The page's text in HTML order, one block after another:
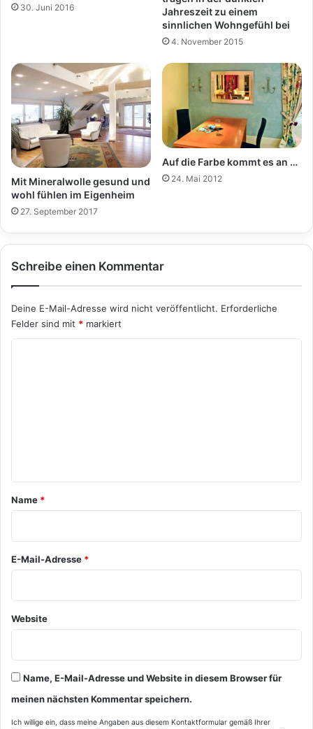
30. Juni 2016
Jahreszeit zu einem
sinnlichen Wohngefühl bei
4. November 2015
Mit Mineralwolle gesund und
wohl fühlen im Eigenheim
27. September 2017
Auf die Farbe kommt es an …
24. Mai 2012
Schreibe einen Kommentar
Deine E-Mail-Adresse wird nicht veröffentlicht. Erforderliche
Felder sind mit * markiert
a
*
Name *
E-Mail-Adresse *
Website
Name, E-Mail-Adresse und Website in diesem Browser für
meinen nächsten Kommentar speichern.
Ich willige ein, dass meine Angaben aus diesem Kontaktformular gemäß Ihrer